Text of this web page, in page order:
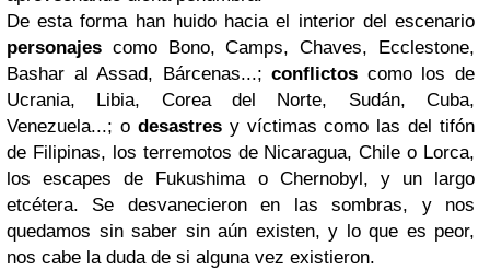
De esta forma han huido hacia el interior del escenario
personajes como Bono, Camps, Chaves, Ecclestone,
Bashar al Assad, Bárcenas...;conflictos como los de
Ucrania, Libia, Corea del Norte, Sudán, Cuba,
Venezuela...; o desastres y víctimas como las del tifón
de Filipinas, los terremotos de Nicaragua, Chile o Lorca,
los escapes de Fukushima o Chernobyl, y un largo
etcétera. Se desvanecieron en las sombras, y nos
quedamos sin saber sin aún existen, y lo que es peor,
nos cabe la duda de si alguna vez existieron.